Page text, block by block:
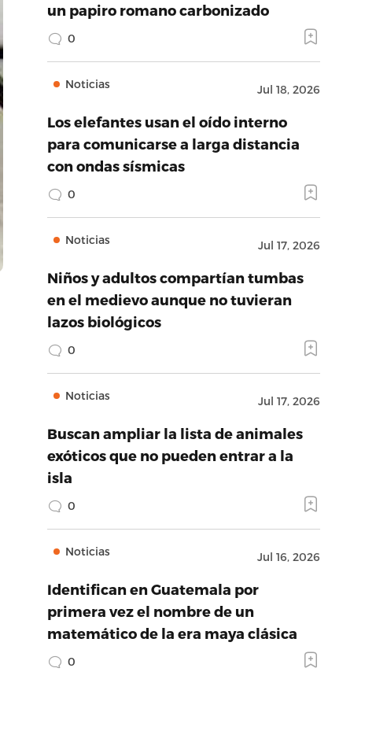
un papiro romano carbonizado
0
Noticias Jul 18, 2026
Los elefantes usan el oído interno
para comunicarse a larga distancia
con ondas sísmicas
0
Noticias Jul 17, 2026
Niños y adultos compartían tumbas
en el medievo aunque no tuvieran
lazos biológicos
0
Noticias Jul 17, 2026
Buscan ampliar la lista de animales
exóticos que no pueden entrar a la
isla
0
Noticias Jul 16, 2026
Identifican en Guatemala por
primera vez el nombre de un
matemático de la era maya clásica
0